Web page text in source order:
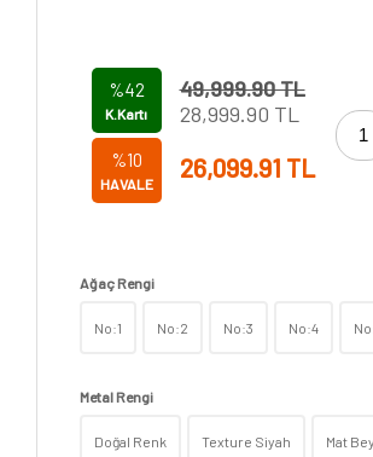
%42
K.Kartı
49,999.90 TL
28,999.90 TL
%10
HAVALE
26,099.91 TL
Ağaç Rengi
No:1 No:2 No:3 No:4
Metal Rengi
Doğal Renk Texture Siyah Mat